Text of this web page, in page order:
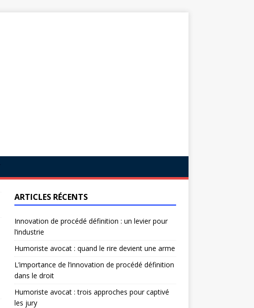
ARTICLES RÉCENTS
Innovation de procédé définition : un levier pour
l’industrie
Humoriste avocat : quand le rire devient une arme
L’importance de l’innovation de procédé définition
dans le droit
Humoriste avocat : trois approches pour captivé
les jury